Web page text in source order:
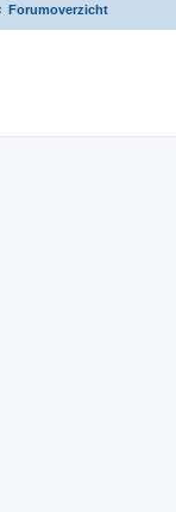
Forumoverzicht